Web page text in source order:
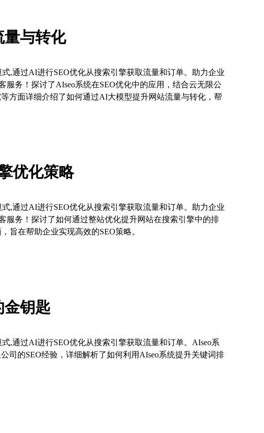
量与转化
,通过AI进行SEO优化从搜索引擎获取流量和订单。助力企业
务！探讨了AIseo系统在SEO优化中的应用，结合云无限公
方面详细介绍了如何通过AI大模型提升网站流量与转化，帮
优化策略
,通过AI进行SEO优化从搜索引擎获取流量和订单。助力企业
服务！探讨了如何通过整站优化提升网站在搜索引擎中的排
旨在帮助企业实现高效的SEO策略。
金钥匙
,通过AI进行SEO优化从搜索引擎获取流量和订单。AIseo系
司的SEO经验，详细解析了如何利用AIseo系统提升关键词排